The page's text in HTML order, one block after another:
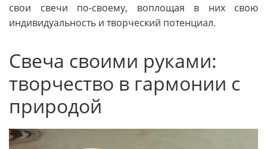
свои свечи по-своему, воплощая в них свою
индивидуальность и творческий потенциал.
Свеча своими руками:
творчество в гармонии с
природой